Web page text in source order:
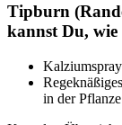
Tipburn
kannst Du,
in der